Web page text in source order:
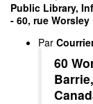
Public Library,
- 60, rue Worsley
Par
60